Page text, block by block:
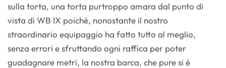
sulla torta, una torta purtroppo amara dal punto di
vista di WB IX poiché, nonostante il nostro
straordinario equipaggio ha fatto tutto al meglio,
senza errori e sfruttando ogni raffica per poter
guadagnare metri, la nostra barca, che pure si è